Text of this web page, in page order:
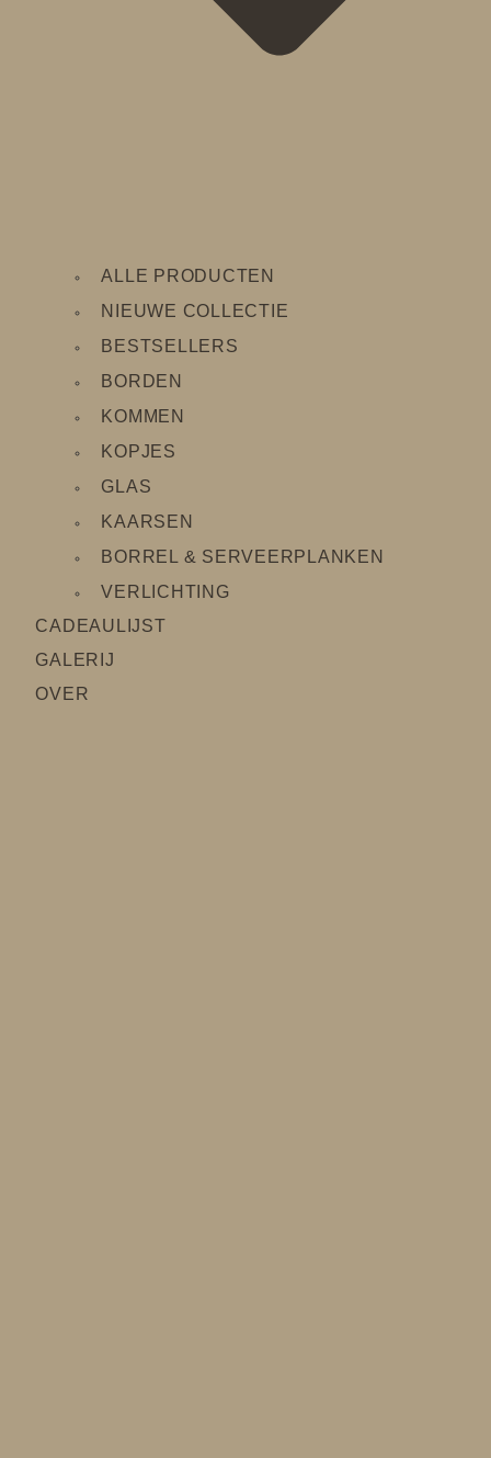
ALLE PRODUCTEN
NIEUWE COLLECTIE
BESTSELLERS
BORDEN
KOMMEN
KOPJES
GLAS
KAARSEN
BORREL & SERVEERPLANKEN
VERLICHTING
CADEAULIJST
GALERIJ
OVER